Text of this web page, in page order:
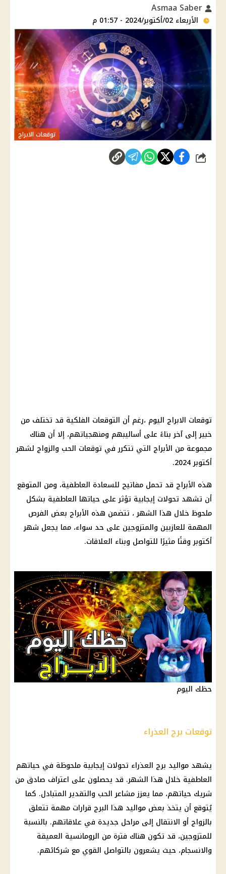
الأربعاء 02/أكتوبر/2024 - 01:57 م
توقعات الابراج
شارك
توقعات الابراج اليوم ،رغم أن التوقعات الفلكية قد تختلف من
خبير إلى آخر بناءً على أساليبهم ومنهجياتهم، إلا أن هناك
مجموعة من الأبراج التي تتكرر في توقعات الحب والزواج لشهر
أكتوبر 2024.
هذه الأبراج قد تحمل مفاتيح للسعادة العاطفية، ومن المتوقع
أن تشهد تحولات إيجابية تؤثر على حياتها العاطفية بشكل
ملحوظ خلال هذا الشهر ، تتضمن هذه الأبراج بعض الفرص
المهمة للعازبين والمتزوجين على حد سواء، مما يجعل شهر
أكتوبر وقتًا مثيرًا للتواصل وبناء العلاقات.
حظك اليوم
توقعات برج العذراء
يشهد مواليد برج العذراء تحولات إيجابية ملحوظة في حياتهم
العاطفية خلال هذا الشهر. قد يحصلون على اعتراف صادق من
شريك حياتهم، مما يعزز مشاعر الحب والتقدير المتبادل. كما
يُتوقع أن يتخذ بعض مواليد هذا البرج قرارات مهمة تتعلق
بالزواج أو الانتقال إلى مراحل جديدة في علاقاتهم. بالنسبة
للمتزوجين، قد تكون هناك فترة من الرومانسية العميقة
والانسجام، حيث يشعرون بالتواصل القوي مع شركائهم.